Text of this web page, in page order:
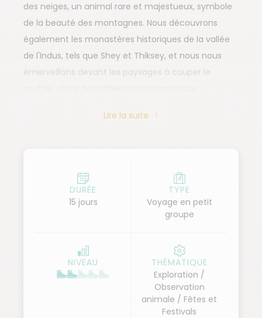
des neiges, un animal rare et majestueux, symbole
de la beauté des montagnes. Nous découvrons
également les monastères historiques de la vallée
de l'Indus, tels que Shey et Thiksey, et nous nous
émerveillons devant les paysages à couper le
colorés de Stok et de Matho Mathog Namrang, où
du Ladakh. Une aventure inoubliable mêlant
observation animalière, découvertes culturelles, et
spiritualité pour des souvenirs inoubliables.
Lire la suite
DURÉE
15 jours
TYPE
Voyage en petit
groupe
NIVEAU
THÉMATIQUE
Exploration /
Observation
animale / Fêtes et
Festivals